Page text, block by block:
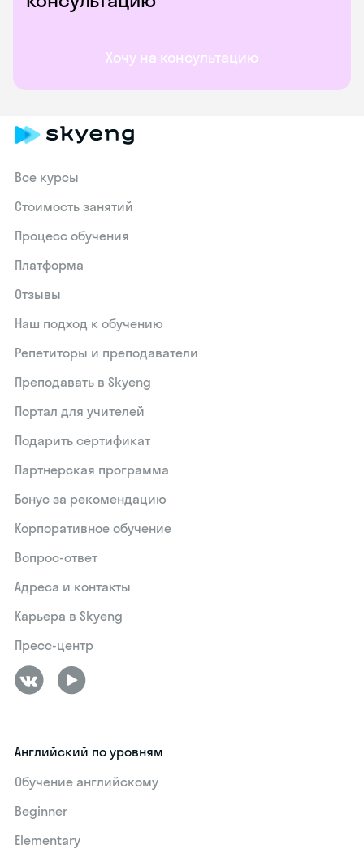
Хочу на консультацию
Все курсы
Стоимость занятий
Процесс обучения
Платформа
Отзывы
Наш подход к обучению
Репетиторы и преподаватели
Преподавать в Skyeng
Портал для учителей
Подарить сертификат
Партнерская программа
Бонус за рекомендацию
Корпоративное обучение
Вопрос-ответ
Адреса и контакты
Карьера в Skyeng
Пресс-центр
Английский по уровням
Обучение английскому
Beginner
Elementary